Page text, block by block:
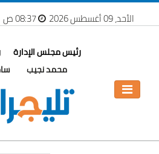
الأحد، 09 أغسطس 2026 08:37 ص
رئيس مجلس الإدارة
محمد نجيب